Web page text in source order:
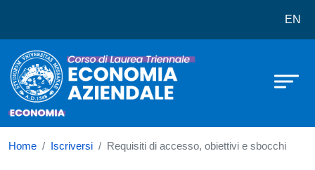
Corso di laurea in Economia EN
Home Iscriversi Requisiti di accesso, obiettivi e sbocchi